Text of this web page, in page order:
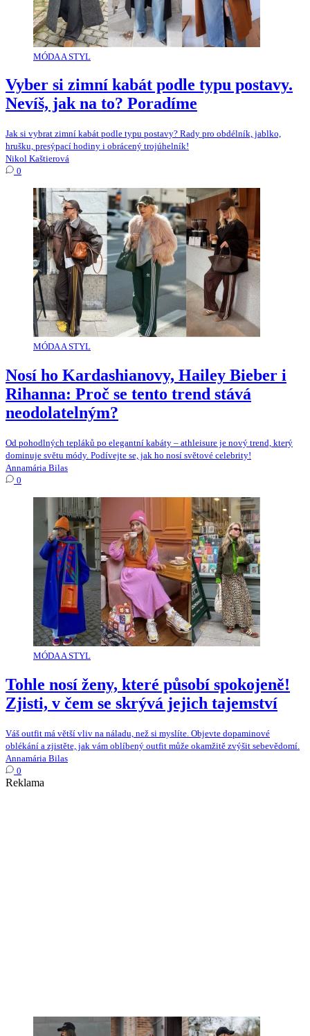
MÓDA A STYL
Vyber si zimní kabát podle typu postavy.
Nevíš, jak na to? Poradíme
Jak si vybrat zimní kabát podle typu postavy? Rady pro obdélník, jablko,
hrušku, presýpací hodiny i obrácený trojúhelník!
Nikol Kaštierová
0
MÓDA A STYL
Nosí ho Kardashianovy, Hailey Bieber i
Rihanna: Proč se tento trend stává
neodolatelným?
Od pohodlných tepláků po elegantní kabáty – athleisure je nový trend, který
dominuje světu módy. Podívejte se, jak ho nosí světové celebrity!
Annamária Bilas
0
MÓDA A STYL
Tohle nosí ženy, které působí spokojeně!
Zjisti, v čem se skrývá jejich tajemství
Váš outfit má větší vliv na náladu, než si myslíte. Objevte dopaminové
oblékání a zjistěte, jak vám oblíbený outfit může okamžitě zvýšit sebevědomí.
Annamária Bilas
0
Reklama